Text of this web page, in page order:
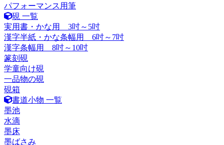
パフォーマンス用筆
硯 一覧
実用書・かな用 3吋～5吋
漢字半紙・かな条幅用 6吋～7吋
漢字条幅用 8吋～10吋
篆刻硯
学童向け硯
一品物の硯
硯箱
書道小物 一覧
墨池
水滴
墨床
墨ばさみ